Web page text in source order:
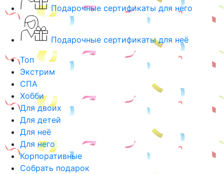
Подарочные сертификаты для него
Подарочные сертификаты для неё
Топ
Экстрим
СПА
Хобби
Для двоих
Для детей
Для неё
Для него
Корпоративные
Собрать подарок